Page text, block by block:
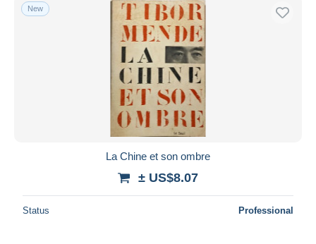
New
La Chine et son ombre
± US$8.07
Status Professional